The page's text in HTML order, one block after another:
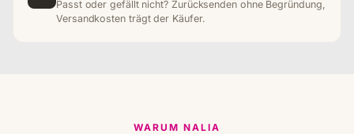
Passt oder gefällt nicht? Zurücksenden ohne Begründung,
Versandkosten trägt der Käufer.
WARUM NALIA